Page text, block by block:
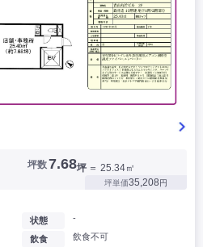
坪数7.68坪 ＝ 25.34㎡
坪単価35,208円
状態 -
飲食 飲食不可